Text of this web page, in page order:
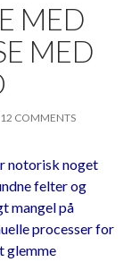
MED
MED
12 COMMENTS
notorisk noget
felter og
mangel på
processer for
glemme